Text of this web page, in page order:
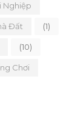
Nghiệp
Đất (1)
(10)
Chơi